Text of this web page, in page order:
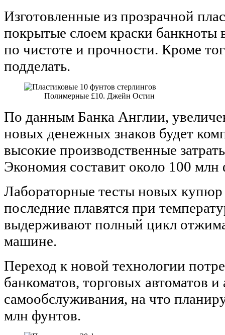
Изготовленные из прозрачной
покрытые слоем краски банкноты
по чистоте и прочности. Кроме
подделать.
Полимерные £10. Джейн Остин
По данным Банка Англии,
новых денежных знаков будет
высокие производственные
Экономия составит около 100 млн
Лабораторные тесты новых купюр
последние плавятся при
выдерживают полный цикл
машине.
Переход к новой технологии
банкоматов, торговых автоматов и
самообслуживания, на что
млн фунтов.